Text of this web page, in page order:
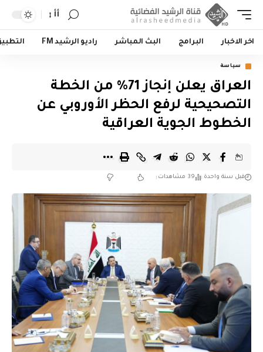
أأ
اخر الاخبار البرامج البث المباشر راديو الرشيد FM
سياسة
العراق يعلن إنجاز 71% من الخطة
التصحيحية لرفع الحظر الأوروبي عن
الخطوط الجوية العراقية
قبل سنة واحدة 39 مشاهدات